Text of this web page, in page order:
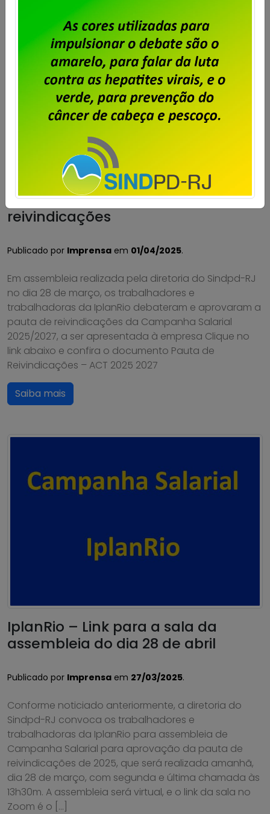
Campanha Salarial IplanRio –
Trabalhadores aprovam pauta de
reivindicações
Publicado por Imprensa em 01/04/2025.
Em assembleia realizada pela diretoria do Sindpd-RJ
no dia 28 de março, os trabalhadores e
trabalhadoras da IplanRio debateram e aprovaram a
pauta de reivindicações da Campanha Salarial
2025/2027, a ser apresentada à empresa Clique no
link abaixo e confira o documento Pauta de
Reivindicações – ACT 2025 2027
Saiba mais
IplanRio – Link para a sala da
assembleia do dia 28 de abril
Publicado por Imprensa em 27/03/2025.
Conforme noticiado anteriormente, a diretoria do
Sindpd-RJ convoca os trabalhadores e
trabalhadoras da IplanRio para assembleia de
Campanha Salarial para aprovação da pauta de
reivindicações de 2025, que será realizada amanhã,
dia 28 de março, com segunda e última chamada às
13h30m. A assembleia será virtual, e o link da sala no
Zoom é o […]